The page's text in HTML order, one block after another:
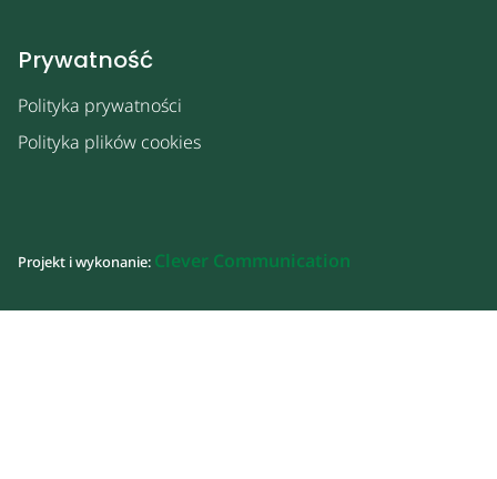
Prywatność
Polityka prywatności
Polityka plików cookies
Projekt i wykonanie: Clever Communication